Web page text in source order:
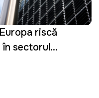
riscă
sectorul